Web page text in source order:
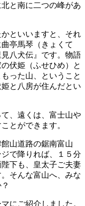
と南に二つの峰があ
といいますと、それ
亭馬琴（きょくて
八犬伝』です。物語
伏姫（ふせひめ）と
った山、ということ
と八房が住んだとい
、遠くは、富士山や
とができます。
山道路の鋸南富山
で降りれば、１５分
下も、皇太子ご夫妻
そんな富山へ、みな
にご紹介しました。